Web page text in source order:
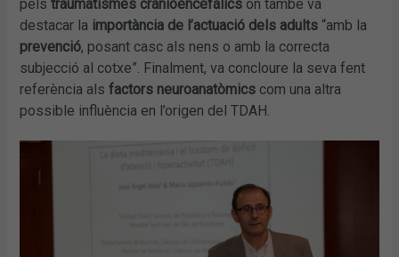
pelstraumatismes cranioencefàlics on també va
destacar la importància de l’actuació dels adults “amb la
prevenció, posant casc als nens o amb la correcta
subjecció al cotxe”. Finalment, va concloure la seva fent
referència alsfactors neuroanatòmics com una altra
possible influència en l’origen del TDAH.